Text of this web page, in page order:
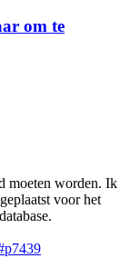
om te
moeten worden. Ik
voor het